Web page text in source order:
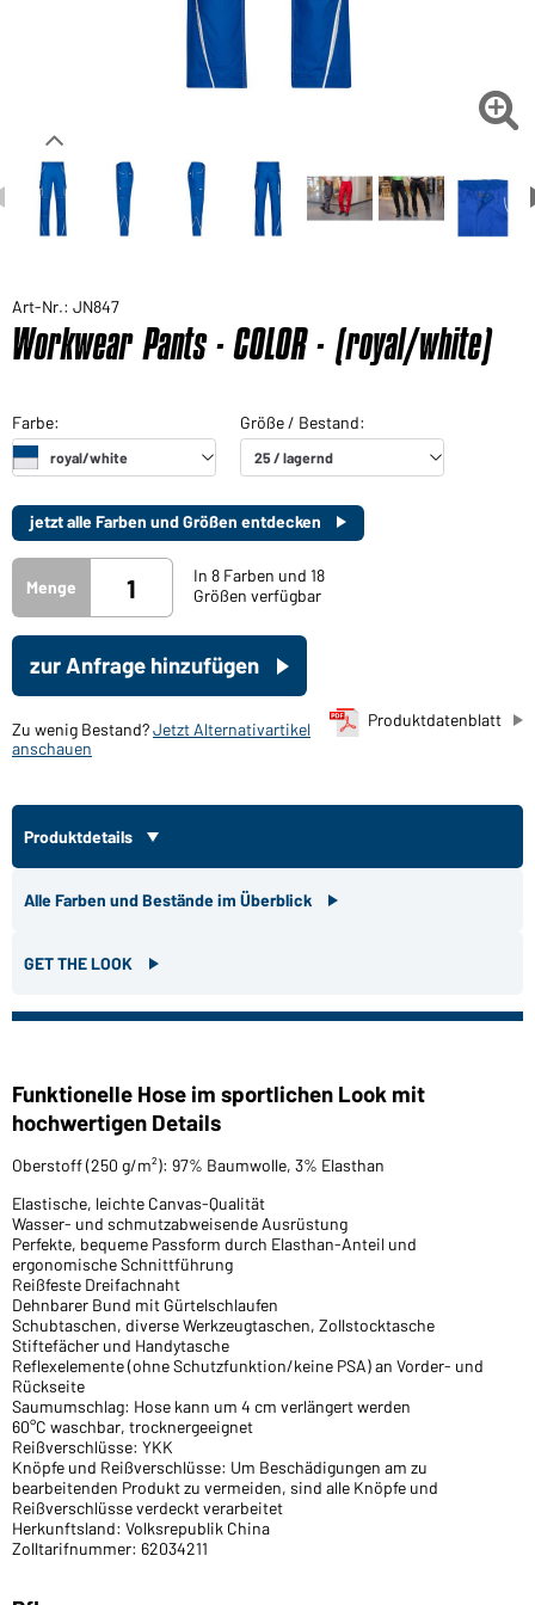

Art-Nr.: JN847
Workwear Pants - COLOR - (royal/white)
jetzt alle Farben und Größen entdecken
Menge
In 8 Farben und 18
Größen verfügbar
zur Anfrage hinzufügen
Produktdatenblatt
Zu wenig Bestand?Jetzt Alternativartikel
anschauen
Produktdetails
Alle Farben und Bestände im Überblick
GET THE LOOK
Funktionelle Hose im sportlichen Look mit
hochwertigen Details
Oberstoff (250 g/m²): 97% Baumwolle, 3% Elasthan
Elastische, leichte Canvas-Qualität
Wasser- und schmutzabweisende Ausrüstung
Perfekte, bequeme Passform durch Elasthan-Anteil und
ergonomische Schnittführung
Reißfeste Dreifachnaht
Dehnbarer Bund mit Gürtelschlaufen
Schubtaschen, diverse Werkzeugtaschen, Zollstocktasche
Stiftefächer und Handytasche
Reflexelemente (ohne Schutzfunktion/keine PSA) an Vorder- und
Rückseite
Saumumschlag: Hose kann um 4 cm verlängert werden
60°C waschbar, trocknergeeignet
Reißverschlüsse: YKK
Knöpfe und Reißverschlüsse: Um Beschädigungen am zu
bearbeitenden Produkt zu vermeiden, sind alle Knöpfe und
Reißverschlüsse verdeckt verarbeitet
Herkunftsland: Volksrepublik China
Zolltarifnummer: 62034211